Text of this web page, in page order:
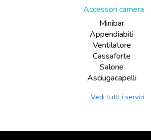
Accessori camera
Minibar
Appendiabiti
Ventilatore
Cassaforte
Salone
Asciugacapelli
Vedi tutti i servizi